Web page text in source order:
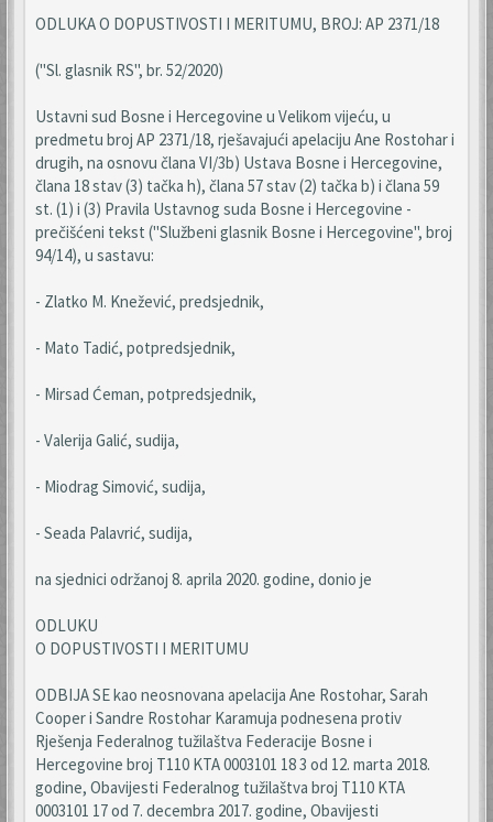
ODLUKA O DOPUSTIVOSTI I MERITUMU, BROJ: AP 2371/18
("Sl. glasnik RS", br. 52/2020)
Ustavni sud Bosne i Hercegovine u Velikom vijeću, u
predmetu broj AP 2371/18, rješavajući apelaciju Ane Rostohar i
drugih, na osnovu člana VI/3b) Ustava Bosne i Hercegovine,
člana 18 stav (3) tačka h), člana 57 stav (2) tačka b) i člana 59
st. (1) i (3) Pravila Ustavnog suda Bosne i Hercegovine -
prečišćeni tekst ("Službeni glasnik Bosne i Hercegovine", broj
94/14), u sastavu:
- Zlatko M. Knežević, predsjednik,
- Mato Tadić, potpredsjednik,
- Mirsad Ćeman, potpredsjednik,
- Valerija Galić, sudija,
- Miodrag Simović, sudija,
- Seada Palavrić, sudija,
na sjednici održanoj 8. aprila 2020. godine, donio je
ODLUKU
O DOPUSTIVOSTI I MERITUMU
ODBIJA SE kao neosnovana apelacija Ane Rostohar, Sarah
Cooper i Sandre Rostohar Karamuja podnesena protiv
Rješenja Federalnog tužilaštva Federacije Bosne i
Hercegovine broj T110 KTA 0003101 18 3 od 12. marta 2018.
godine, Obavijesti Federalnog tužilaštva broj T110 KTA
0003101 17 od 7. decembra 2017. godine, Obavijesti